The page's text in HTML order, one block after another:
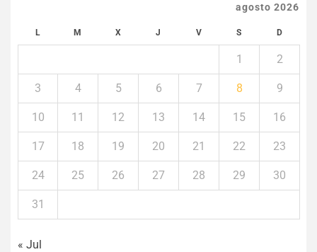
agosto 2026
L M X J V S D
1 2
3 4 5 6 7 8 9
10 11 12 13 14 15 16
17 18 19 20 21 22 23
24 25 26 27 28 29 30
31
« Jul